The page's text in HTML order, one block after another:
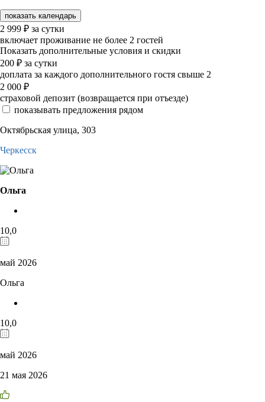
показать календарь
2 999 ₽ за сутки
включает проживание не более 2 гостей
Показать дополнительные условия и скидки
200 ₽ за сутки
доплата за каждого дополнительного гостя свыше 2
2 000 ₽
страховой депозит (возвращается при отъезде)
показывать предложения рядом
Октябрьская улица, 303
Черкесск
Ольга
10,0
май 2026
Ольга
10,0
май 2026
21 мая 2026